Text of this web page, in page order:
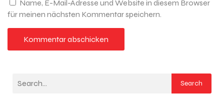
Name, E-Mail-Adresse und Website in diesem Browser
für meinen nächsten Kommentar speichern.
Search